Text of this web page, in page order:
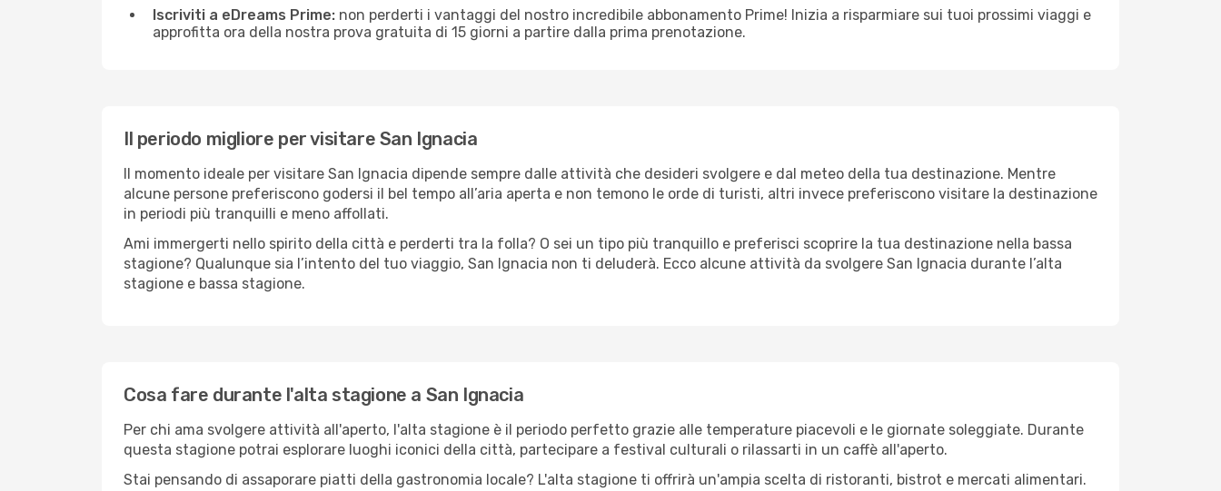
Iscriviti a eDreams Prime: non perderti i vantaggi del nostro incredibile abbonamento Prime! Inizia a risparmiare sui tuoi prossimi viaggi e
approfitta ora della nostra prova gratuita di 15 giorni a partire dalla prima prenotazione.
Il periodo migliore per visitare San Ignacia
Il momento ideale per visitare San Ignacia dipende sempre dalle attività che desideri svolgere e dal meteo della tua destinazione. Mentre
alcune persone preferiscono godersi il bel tempo all’aria aperta e non temono le orde di turisti, altri invece preferiscono visitare la destinazione
in periodi più tranquilli e meno affollati.
Ami immergerti nello spirito della città e perderti tra la folla? O sei un tipo più tranquillo e preferisci scoprire la tua destinazione nella bassa
stagione? Qualunque sia l’intento del tuo viaggio, San Ignacia non ti deluderà. Ecco alcune attività da svolgere San Ignacia durante l’alta
stagione e bassa stagione.
Cosa fare durante l'alta stagione a San Ignacia
Per chi ama svolgere attività all'aperto, l'alta stagione è il periodo perfetto grazie alle temperature piacevoli e le giornate soleggiate. Durante
questa stagione potrai esplorare luoghi iconici della città, partecipare a festival culturali o rilassarti in un caffè all'aperto.
Stai pensando di assaporare piatti della gastronomia locale? L'alta stagione ti offrirà un'ampia scelta di ristoranti, bistrot e mercati alimentari.